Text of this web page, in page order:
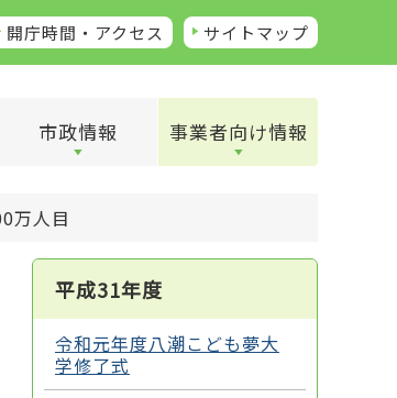
開庁時間・アクセス サイトマップ
市政情報 事業者向け情報
万人目
平成31年度
令和元年度八潮こども夢大
学修了式